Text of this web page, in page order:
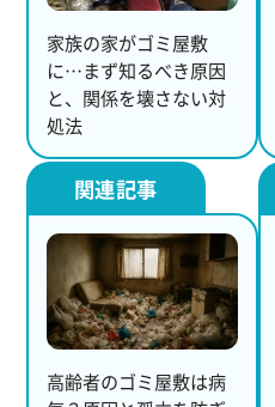
家族の家がゴミ屋敷
に…まず知るべき原因
と、関係を壊さない対
処法
高齢者のゴミ屋敷は病